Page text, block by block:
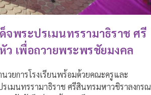
พระปรเมนทรรามาธิราช ศรี
ว เพื่อถวายพระพรชัยมงคล
วยการโรงเรียนพร้อมด้วยคณะครูและ
เมนทรรามาธิราช ศรีสินทรมหาวชิราลงกรณ